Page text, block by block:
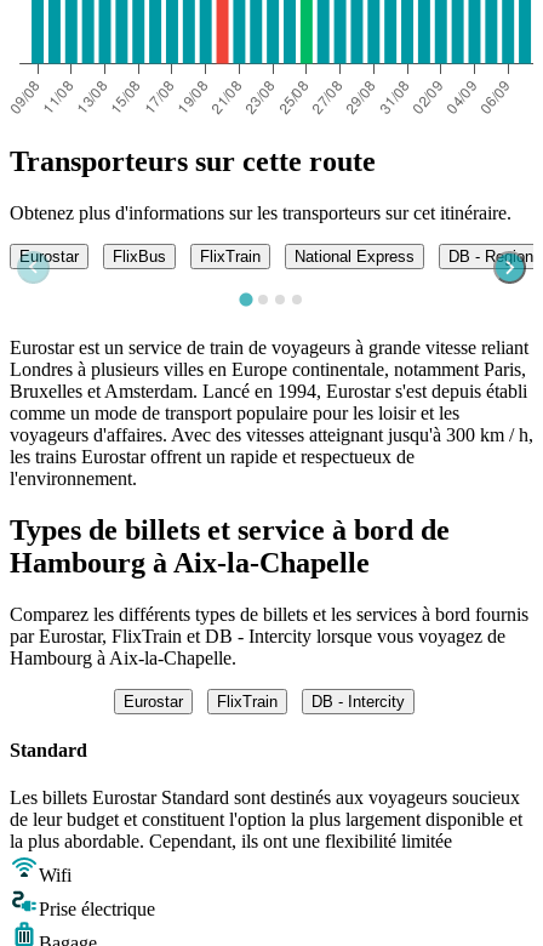
Transporteurs sur cette route
Obtenez plus d'informations sur les transporteurs sur cet itinéraire.
Eurostar FlixBus FlixTrain National Express DB -
Eurostar est un service de train de voyageurs à grande vitesse reliant
Londres à plusieurs villes en Europe continentale, notamment Paris,
Bruxelles et Amsterdam. Lancé en 1994, Eurostar s'est depuis établi
comme un mode de transport populaire pour les loisir et les
voyageurs d'affaires. Avec des vitesses atteignant jusqu'à 300 km / h,
les trains Eurostar offrent un rapide et respectueux de
l'environnement.
Types de billets et service à bord de
Hambourg à Aix-la-Chapelle
Comparez les différents types de billets et les services à bord fournis
par Eurostar, FlixTrain et DB - Intercity lorsque vous voyagez de
Hambourg à Aix-la-Chapelle.
Eurostar FlixTrain DB - Intercity
Standard
Les billets Eurostar Standard sont destinés aux voyageurs soucieux
de leur budget et constituent l'option la plus largement disponible et
la plus abordable. Cependant, ils ont une flexibilité limitée
Wifi
Prise électrique